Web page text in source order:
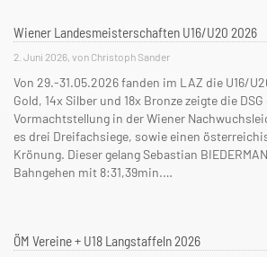
Wiener Landesmeisterschaften U16/U20 2026
2. Juni 2026, von Christoph Sander
Von 29.-31.05.2026 fanden im LAZ die U16/
Gold, 14x Silber und 18x Bronze zeigte die
Vormachtstellung in der Wiener
es drei Dreifachsiege, sowie einen
Krönung. Dieser gelang Sebastian
Bahngehen mit 8:31,39min.…
ÖM Vereine + U18 Langstaffeln 2026